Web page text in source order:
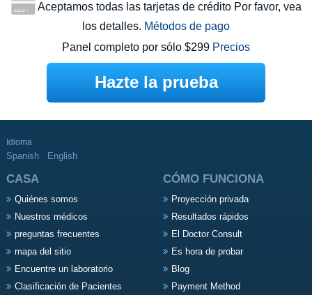
Aceptamos todas las tarjetas de crédito Por favor, vea
los detalles. Métodos de pago
Panel completo por sólo $299 Precios
Hazte la prueba
Idioma
Spanish English
CASA
Quiénes somos
Nuestros médicos
preguntas frecuentes
mapa del sitio
Encuentre un laboratorio
Clasificación de Pacientes
CÓMO FUNCIONA
Proyección privada
Resultados rápidos
El Doctor Consult
Es hora de probar
Blog
Payment Method